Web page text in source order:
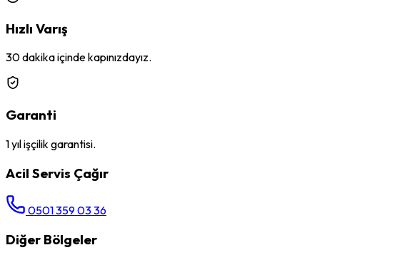
Hızlı Varış
30 dakika içinde kapınızdayız.
Garanti
1 yıl işçilik garantisi.
Acil Servis Çağır
0501 359 03 36
Diğer Bölgeler